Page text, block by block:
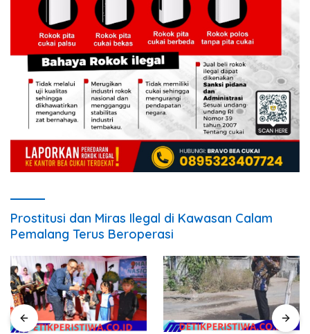
Prostitusi dan Miras Ilegal di Kawasan Calam
Pemalang Terus Beroperasi